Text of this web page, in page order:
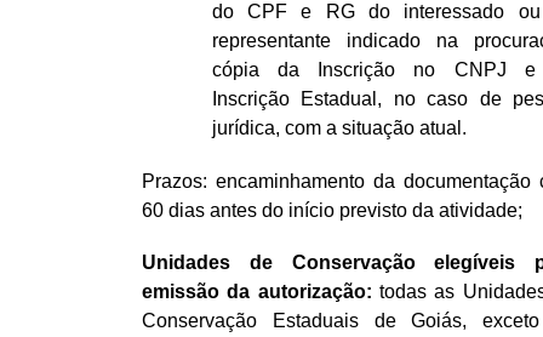
do CPF e RG do interessado
representante indicado na
cópia da Inscrição no CNPJ
Inscrição Estadual, no caso de
jurídica, com a situação atual.
Prazos: encaminhamento da documentação
60 dias antes do início previsto da atividade;
Unidades de Conservação elegíveis
emissão da autorização: todas as
Conservação Estaduais de Goiás,